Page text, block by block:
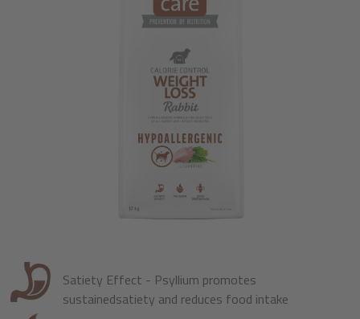
Satiety Effect - Psyllium promotes
sustainedsatiety and reduces food intake